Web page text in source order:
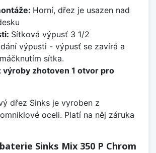
Horní, dřez je usazen nad
Sítková výpusť 3 1/2
výpusti - výpusť se zavírá a
sítka.
výroby zhotoven 1 otvor pro
dřez Sinks je vyroben z
oceli. Platí na něj záruka
Sinks Mix 350 P Chrom